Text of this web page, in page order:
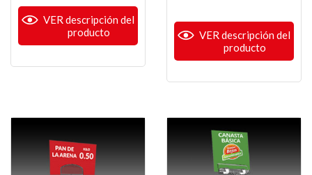
VER descripción del
producto
VER descripción del
producto